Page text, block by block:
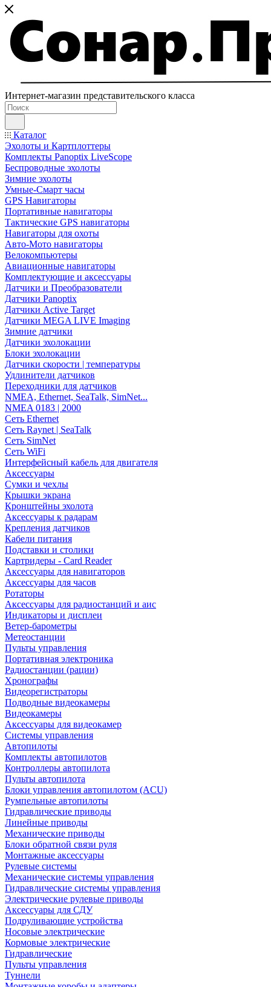
Интернет-магазин представительского класса
Каталог
Эхолоты и Картплоттеры
Комплекты Panoptix LiveScope
Беспроводные эхолоты
Зимние эхолоты
Умные-Смарт часы
GPS Навигаторы
Портативные навигаторы
Тактические GPS навигаторы
Навигаторы для охоты
Авто-Мото навигаторы
Велокомпьютеры
Авиационные навигаторы
Комплектующие и аксессуары
Датчики и Преобразователи
Датчики Panoptix
Датчики Active Target
Датчики MEGA LIVE Imaging
Зимние датчики
Датчики эхолокации
Блоки эхолокации
Датчики скорости | температуры
Удлинители датчиков
Переходники для датчиков
NMEA, Ethernet, SeaTalk, SimNet...
NMEA 0183 | 2000
Сеть Ethernet
Сеть Raynet | SeaTalk
Сеть SimNet
Сеть WiFi
Интерфейсный кабель для двигателя
Аксессуары
Сумки и чехлы
Крышки экрана
Кронштейны эхолота
Аксессуары к радарам
Крепления датчиков
Кабели питания
Подставки и столики
Картридеры - Card Reader
Аксессуары для навигаторов
Аксессуары для часов
Ротаторы
Аксессуары для радиостанций и аис
Индикаторы и дисплеи
Ветер-барометры
Метеостанции
Пульты управления
Портативная электроника
Радиостанции (рации)
Хронографы
Видеорегистраторы
Подводные видеокамеры
Видеокамеры
Аксессуары для видеокамер
Системы управления
Автопилоты
Комплекты автопилотов
Контроллеры автопилота
Пульты автопилота
Блоки управления автопилотом (ACU)
Румпельные автопилоты
Гидравлические приводы
Линейные приводы
Механические приводы
Блоки обратной связи руля
Монтажные аксессуары
Рулевые системы
Механические системы управления
Гидравлические системы управления
Электрические рулевые приводы
Аксессуары для СДУ
Подруливающие устройства
Носовые электрические
Кормовые электрические
Гидравлические
Пульты управления
Туннели